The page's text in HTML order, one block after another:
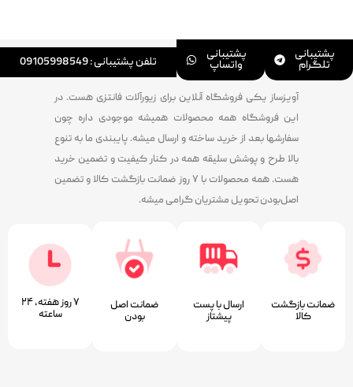
پشتیبانی
تلگرام
پشتیبانی
واتساپ تلفن پشتیبانی : 09105998549
آویزساز یکی فروشگاه آنلاین برای زیورآلات فانتزی هست. در
این فروشگاه همه محصولات همیشه موجودی داره چون
سفارشها بعد از خرید ساخته و ارسال میشه. پایبندی ما به تنوع
بالا طرح و پوشش سلیقه همه در کنار کیفیت و تضمین خرید
هست. همه محصولات با ۷ روز ضمانت بازگشت کالا و تضمین
اصل‌بودن تحویل مشتریان گرامی میشه.
ضمانت بازگشت
کالا
ارسال با پست
پیشتاز
ﺿﻤﺎﻧﺖ اﺻﻞ
ﺑﻮدن
۷ روز ﻫﻔﺘﻪ، ۲۴
ﺳﺎﻋﺘﻪ